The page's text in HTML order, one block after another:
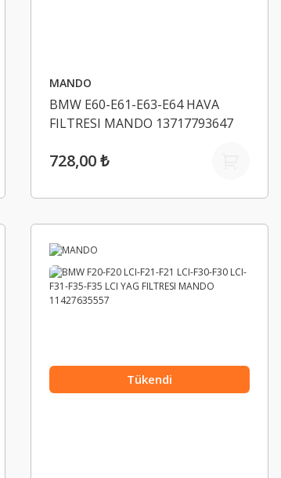
MANDO
BMW E60-E61-E63-E64 HAVA
FILTRESI MANDO 13717793647
728,00 ₺
Tükendi